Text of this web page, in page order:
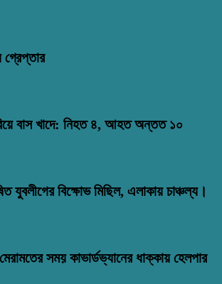
বাস খাদে: নিহত ৪, আহত অন্তত ১০
যুবলীগের বিক্ষোভ মিছিল, এলাকায় চাঞ্চল্য।
সময় কাভার্ডভ্যানের ধাক্কায় হেলপার